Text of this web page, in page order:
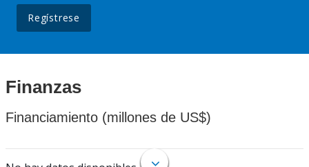
Regístrese
Finanzas
Financiamiento (millones de US$)